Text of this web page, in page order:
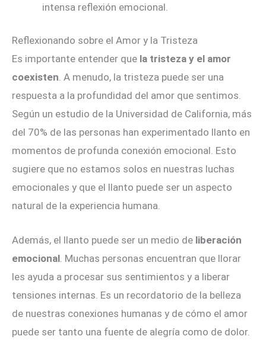
intensa reflexión emocional.
Reflexionando sobre el Amor y la Tristeza
Es importante entender que la tristeza y el amor
coexisten. A menudo, la tristeza puede ser una
respuesta a la profundidad del amor que sentimos.
Según un estudio de la Universidad de California, más
del 70% de las personas han experimentado llanto en
momentos de profunda conexión emocional. Esto
sugiere que no estamos solos en nuestras luchas
emocionales y que el llanto puede ser un aspecto
natural de la experiencia humana.
Además, el llanto puede ser un medio de liberación
emocional. Muchas personas encuentran que llorar
les ayuda a procesar sus sentimientos y a liberar
tensiones internas. Es un recordatorio de la belleza
de nuestras conexiones humanas y de cómo el amor
puede ser tanto una fuente de alegría como de dolor.